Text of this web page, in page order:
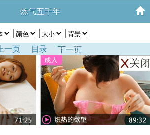
炼气五千年
上一页 目录 下一页